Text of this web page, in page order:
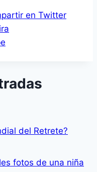
en Twitter
del Retrete?
fotos de una niña